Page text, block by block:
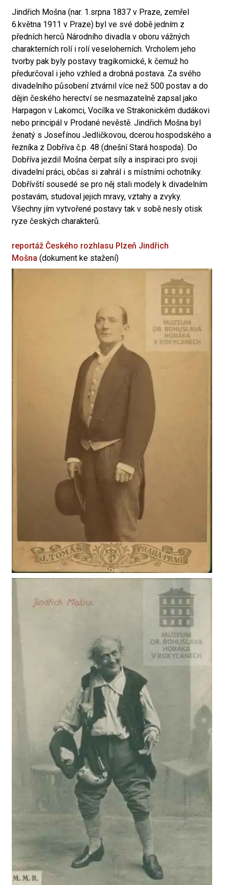
Jindřich Mošna (nar. 1.srpna 1837 v Praze, zemřel
6.května 1911 v Praze) byl ve své době jedním z
předních herců Národního divadla v oboru vážných
charakterních rolí i rolí veseloherních. Vrcholem jeho
tvorby pak byly postavy tragikomické, k čemuž ho
předurčoval i jeho vzhled a drobná postava. Za svého
divadelního působení ztvárnil více než 500 postav a do
dějin českého herectví se nesmazatelně zapsal jako
Harpagon v Lakomci, Vocílka ve Strakonickém dudákovi
nebo principál v Prodané nevěstě. Jindřich Mošna byl
ženatý s Josefínou Jedličkovou, dcerou hospodského a
řezníka z Dobříva č.p. 48 (dnešní Stará hospoda). Do
Dobříva jezdil Mošna čerpat síly a inspiraci pro svoji
divadelní práci, občas si zahrál i s místními ochotníky.
Dobřívští sousedé se pro něj stali modely k divadelním
postavám, studoval jejich mravy, vztahy a zvyky.
Všechny jím vytvořené postavy tak v sobě nesly otisk
ryze českých charakterů.
reportáž Českého rozhlasu Plzeň Jindřich
Mošna (dokument ke stažení)